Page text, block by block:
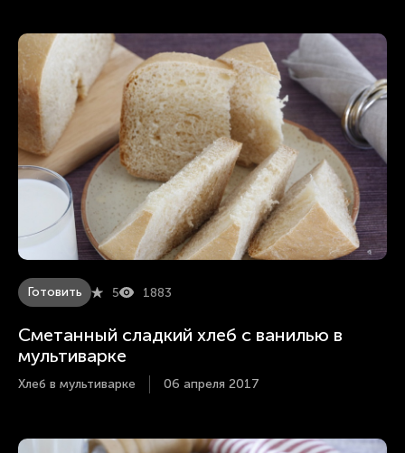
Готовить 5 1883
Сметанный сладкий хлеб с ванилью в
мультиварке
Хлеб в мультиварке 06 апреля 2017